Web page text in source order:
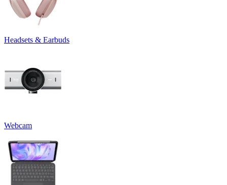
Headsets & Earbuds
Webcam